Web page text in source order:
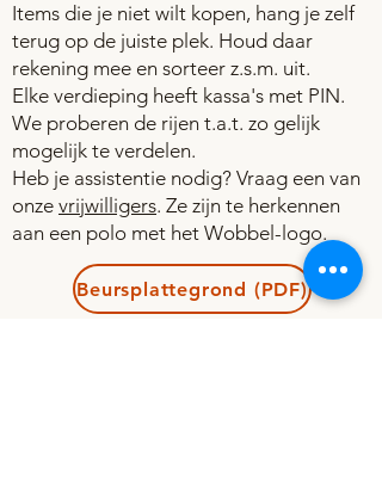
Items die je niet wilt kopen, hang je zelf
terug op de juiste plek. Houd daar
rekening mee en sorteer z.s.m. uit.
Elke verdieping heeft kassa's met PIN.
We proberen de rijen t.a.t. zo gelijk
mogelijk te verdelen.
Heb je assistentie nodig? Vraag een van
onze vrijwilligers. Ze zijn te herkennen
aan een polo met het Wobbel-logo.
Beursplattegrond (PDF)